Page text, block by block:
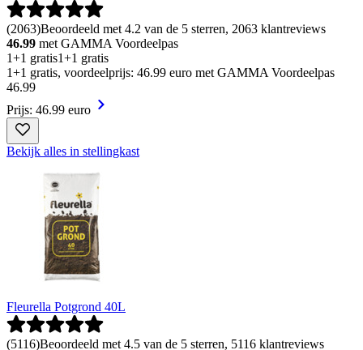
(2063)Beoordeeld met 4.2 van de 5 sterren, 2063 klantreviews
46.99 met GAMMA Voordeelpas
1+1 gratis1+1 gratis
1+1 gratis, voordeelprijs: 46.99 euro met GAMMA Voordeelpas
46.99
Prijs: 46.99 euro
Bekijk alles in stellingkast
Fleurella Potgrond 40L
(5116)Beoordeeld met 4.5 van de 5 sterren, 5116 klantreviews